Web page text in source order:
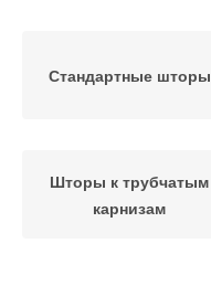
Стандартные шторы
Шторы к трубчатым
карнизам